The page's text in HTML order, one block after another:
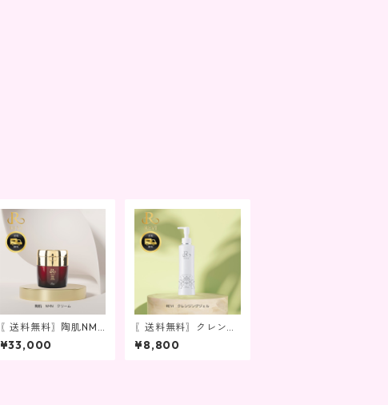
〖送料無料〗陶肌NMN
クリーム
¥33,000
〖送料無料〗クレンジ
ングジェル
¥8,800